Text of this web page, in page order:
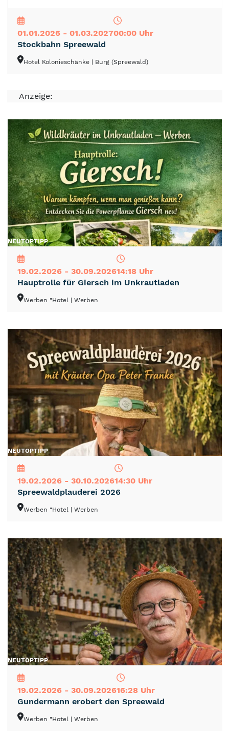
01.01.2026 - 01.03.202700:00 Uhr
Stockbahn Spreewald
Hotel Kolonieschänke | Burg (Spreewald)
NEUTOPTIPP
19.02.2026 - 30.09.202614:18 Uhr
Hauptrolle für Giersch im Unkrautladen
Werben "Hotel | Werben
NEUTOPTIPP
19.02.2026 - 30.10.202614:30 Uhr
Spreewaldplauderei 2026
Werben "Hotel | Werben
NEUTOPTIPP
19.02.2026 - 30.09.202616:28 Uhr
Gundermann erobert den Spreewald
Werben "Hotel | Werben
Anzeige: